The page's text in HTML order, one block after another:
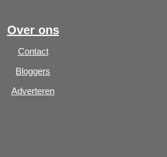
Over ons
Contact
Bloggers
Adverteren